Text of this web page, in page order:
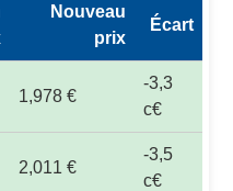
Nouveau
prix
Écart
1,978 €
-3,3
c€
2,011 €
-3,5
c€